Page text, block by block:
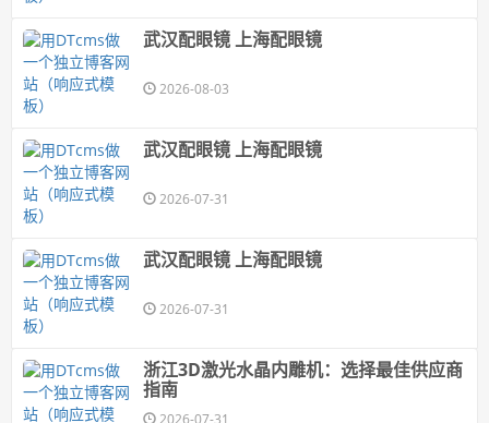
武汉配眼镜 上海配眼镜
2026-08-03
武汉配眼镜 上海配眼镜
2026-07-31
武汉配眼镜 上海配眼镜
2026-07-31
浙江3D激光水晶内雕机：选择最佳供应商
指南
2026-07-31